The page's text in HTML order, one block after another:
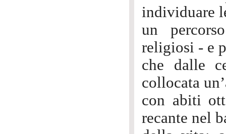
individuare
un
religiosi - e
che dalle
collocata
con abiti
recante nel